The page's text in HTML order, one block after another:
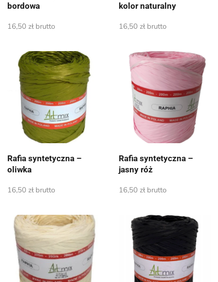
bordowa
16,50 złbrutto
kolor naturalny
16,50 złbrutto
Rafia syntetyczna –
oliwka
16,50 złbrutto
Rafia syntetyczna –
jasny róż
16,50 złbrutto